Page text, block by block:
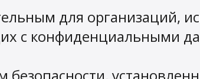
для организаций,
с конфиденциальными